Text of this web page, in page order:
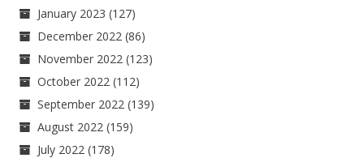
January 2023 (127)
December 2022 (86)
November 2022 (123)
October 2022 (112)
September 2022 (139)
August 2022 (159)
July 2022 (178)